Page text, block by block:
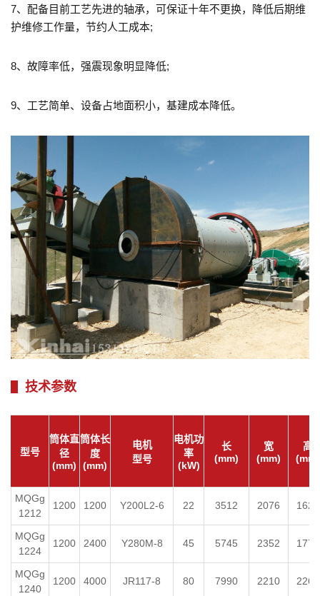
7、配备目前工艺先进的轴承，可保证十年不更换，降低后期维
护维修工作量，节约人工成本;
8、故障率低，强震现象明显降低;
9、工艺简单、设备占地面积小，基建成本降低。
技术参数
型号
筒体直
径
(mm)
筒体长
度
(mm)
电机
型号
电机功
率
(kW)
长
(mm)
宽
(mm)
高
(mm)
MQGg
1212
1200 1200 Y200L2-6 22 3512 2076 1620
MQGg
1224
1200 2400 Y280M-8 45 5745 2352 1778
MQGg
1240
1200 4000 JR117-8 80 7990 2210 2262